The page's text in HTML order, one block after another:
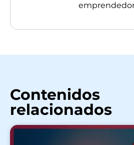
Contenidos
relacionados